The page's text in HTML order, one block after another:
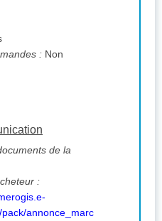
: Non
de la
:
annonce_marc